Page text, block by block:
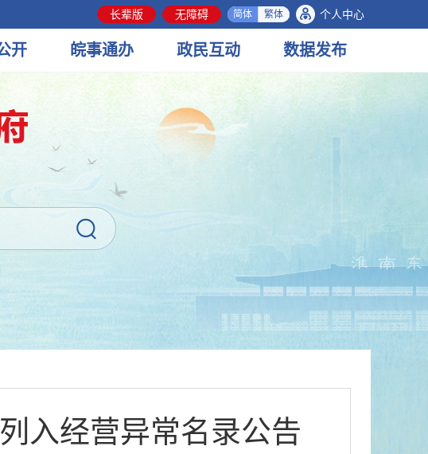
长辈版 无障碍 简体 繁体 个人中心
开 皖事通办 政民互动 数据发布
入经营异常名录公告